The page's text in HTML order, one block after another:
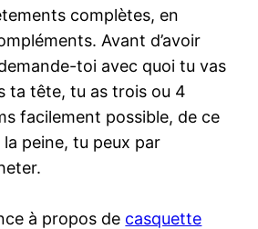
complètes, en
Avant d’avoir
toi avec quoi tu vas
ta tête, tu as trois ou 4
facilement possible, de ce
peine, tu peux par
à propos de casquette